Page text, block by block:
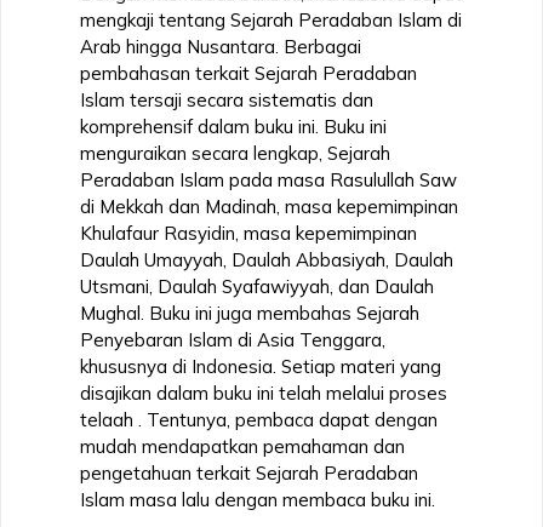
mengkaji tentang Sejarah Peradaban Islam di
Arab hingga Nusantara. Berbagai
pembahasan terkait Sejarah Peradaban
Islam tersaji secara sistematis dan
komprehensif dalam buku ini. Buku ini
menguraikan secara lengkap, Sejarah
Peradaban Islam pada masa Rasulullah Saw
di Mekkah dan Madinah, masa kepemimpinan
Khulafaur Rasyidin, masa kepemimpinan
Daulah Umayyah, Daulah Abbasiyah, Daulah
Utsmani, Daulah Syafawiyyah, dan Daulah
Mughal. Buku ini juga membahas Sejarah
Penyebaran Islam di Asia Tenggara,
khususnya di Indonesia. Setiap materi yang
disajikan dalam buku ini telah melalui proses
telaah . Tentunya, pembaca dapat dengan
mudah mendapatkan pemahaman dan
pengetahuan terkait Sejarah Peradaban
Islam masa lalu dengan membaca buku ini.